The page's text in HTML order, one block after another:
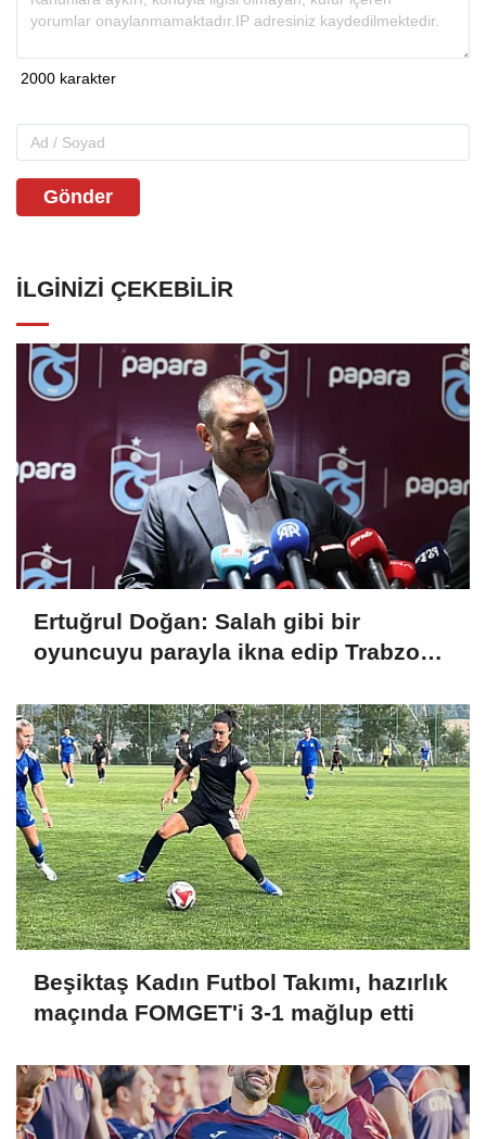
Gönder
İLGINIZI ÇEKEBILIR
Ertuğrul Doğan: Salah gibi bir
oyuncuyu parayla ikna edip Trabzon'a
Beşiktaş Kadın Futbol Takımı, hazırlık
maçında FOMGET'i 3-1 mağlup etti